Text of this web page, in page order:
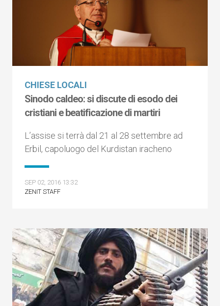
CHIESE LOCALI
Sinodo caldeo: si discute di esodo dei
cristiani e beatificazione di martiri
L’assise si terrà dal 21 al 28 settembre ad
Erbil, capoluogo del Kurdistan iracheno
SEP 02, 2016 13:32
ZENIT STAFF